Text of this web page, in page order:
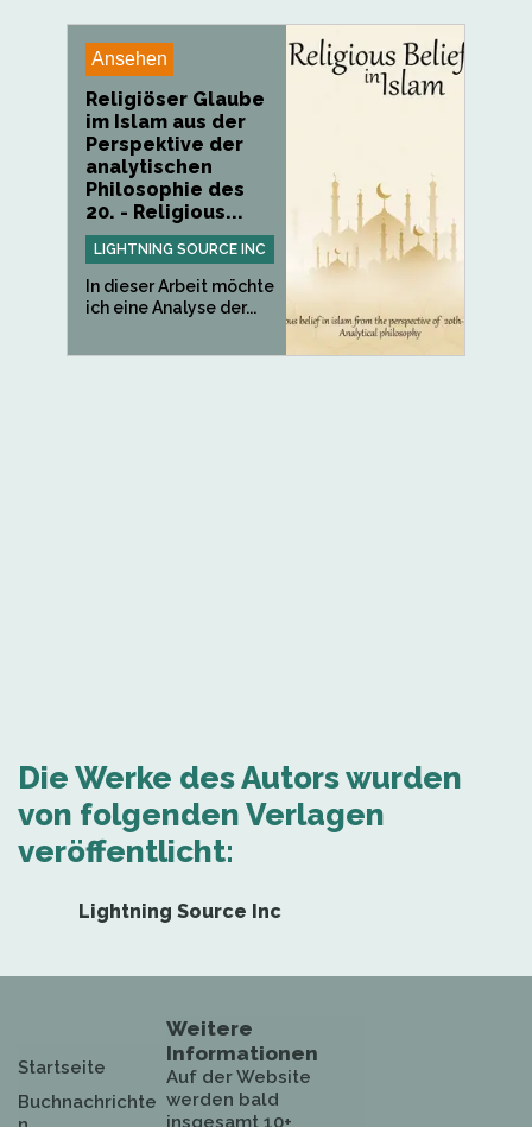
Ansehen
Religiöser Glaube
im Islam aus der
Perspektive der
analytischen
Philosophie des
20. - Religious...
LIGHTNING SOURCE INC
In dieser Arbeit möchte
ich eine Analyse der...
Die Werke des Autors wurden
von folgenden Verlagen
veröffentlicht:
Lightning Source Inc
Startseite
Buchnachrichte
Weitere
Informationen
Auf der Website
werden bald
insgesamt 10+